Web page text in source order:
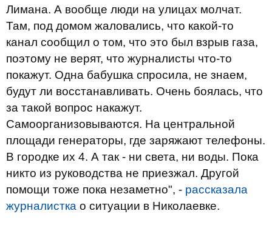
Лимана. А вообще люди на улицах молчат.
Там, под домом жаловались, что какой-то
канал сообщил о том, что это был взрыв газа,
поэтому не верят, что журналисты что-то
покажут. Одна бабушка спросила, не знаем,
будут ли восстанавливать. Очень боялась, что
за такой вопрос накажут.
Самоорганизовываются. На центральной
площади генераторы, где заряжают телефоны.
В городке их 4. А так - ни света, ни воды. Пока
никто из руководства не приезжал. Другой
помощи тоже пока незаметно", - рассказала
журналистка о ситуации в Николаевке.